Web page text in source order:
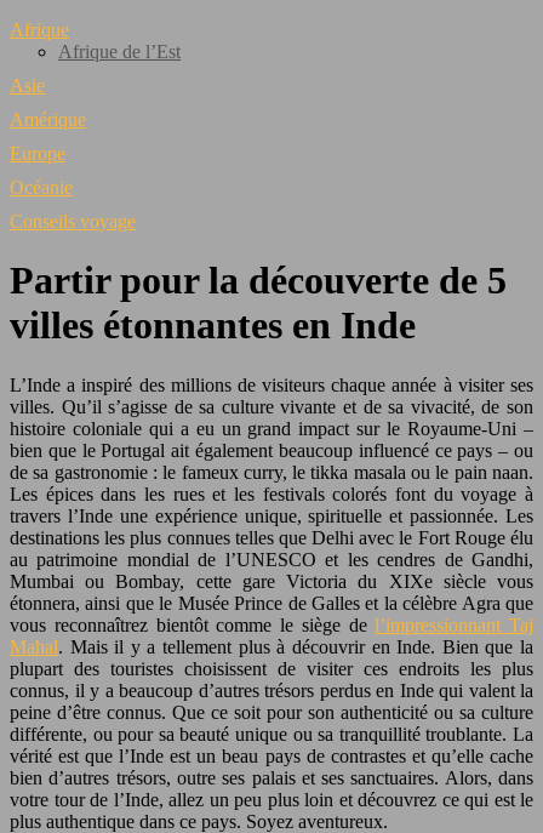
Afrique
Afrique de l’Est
Asie
Amérique
Europe
Océanie
Conseils voyage
Partir pour la découverte de 5
villes étonnantes en Inde
L’Inde a inspiré des millions de visiteurs chaque année à visiter ses
villes. Qu’il s’agisse de sa culture vivante et de sa vivacité, de son
histoire coloniale qui a eu un grand impact sur le Royaume-Uni –
bien que le Portugal ait également beaucoup influencé ce pays – ou
de sa gastronomie : le fameux curry, le tikka masala ou le pain naan.
Les épices dans les rues et les festivals colorés font du voyage à
travers l’Inde une expérience unique, spirituelle et passionnée. Les
destinations les plus connues telles que Delhi avec le Fort Rouge élu
au patrimoine mondial de l’UNESCO et les cendres de Gandhi,
Mumbai ou Bombay, cette gare Victoria du XIXe siècle vous
étonnera, ainsi que le Musée Prince de Galles et la célèbre Agra que
vous reconnaîtrez bientôt comme le siège del’impressionnant Taj
Mahal. Mais il y a tellement plus à découvrir en Inde. Bien que la
plupart des touristes choisissent de visiter ces endroits les plus
connus, il y a beaucoup d’autres trésors perdus en Inde qui valent la
peine d’être connus. Que ce soit pour son authenticité ou sa culture
différente, ou pour sa beauté unique ou sa tranquillité troublante. La
vérité est que l’Inde est un beau pays de contrastes et qu’elle cache
bien d’autres trésors, outre ses palais et ses sanctuaires. Alors, dans
votre tour de l’Inde, allez un peu plus loin et découvrez ce qui est le
plus authentique dans ce pays. Soyez aventureux.